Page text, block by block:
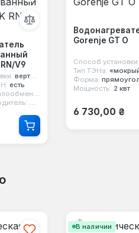
V9
вертикальный
есть
Количество теплообменников:
Сербия
Gorenje GT O
Способ установки:
Тип ТЭНа:
Форма:
Мощность: 2 квт
Обычная
6 730,00 ₴
В наличии